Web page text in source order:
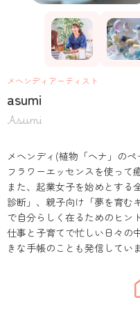
メヘンディアーティスト
asumi
Asumi
メヘンディ(植物「ヘナ」の
フラワーエッセンスを使って
また、起業女子を始めとする
診断」、親子向け「夢を育む
で自分らしく在るためのヒン
仕事と子育てで忙しい日々の
きな手帳のことも発信してい